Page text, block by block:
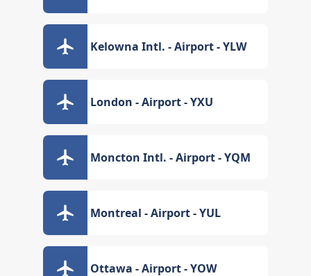
Kelowna Intl. - Airport - YLW
London - Airport - YXU
Moncton Intl. - Airport - YQM
Montreal - Airport - YUL
Ottawa - Airport - YOW